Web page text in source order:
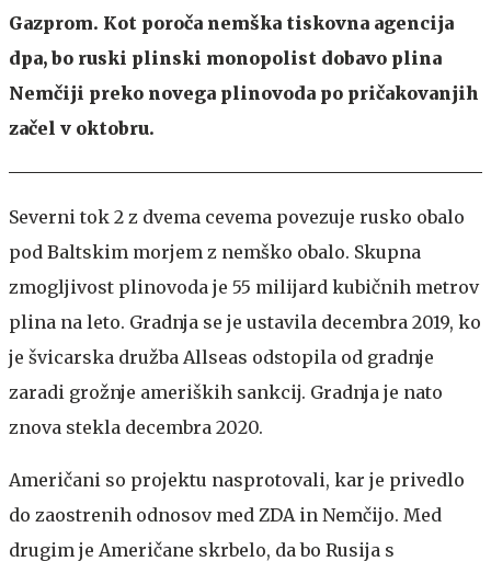
Gazprom. Kot poroča nemška tiskovna agencija
dpa, bo ruski plinski monopolist dobavo plina
Nemčiji preko novega plinovoda po pričakovanjih
začel v oktobru.
Severni tok 2 z dvema cevema povezuje rusko obalo
pod Baltskim morjem z nemško obalo. Skupna
zmogljivost plinovoda je 55 milijard kubičnih metrov
plina na leto. Gradnja se je ustavila decembra 2019, ko
je švicarska družba Allseas odstopila od gradnje
zaradi grožnje ameriških sankcij. Gradnja je nato
znova stekla decembra 2020.
Američani so projektu nasprotovali, kar je privedlo
do zaostrenih odnosov med ZDA in Nemčijo. Med
drugim je Američane skrbelo, da bo Rusija s